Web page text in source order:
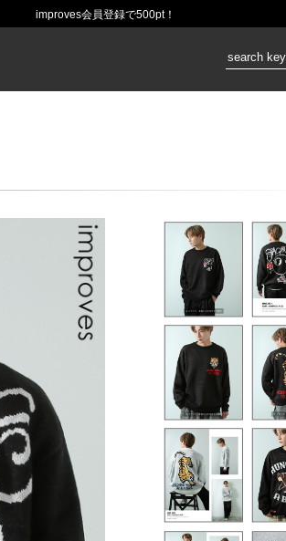
improves会員登録で500pt！